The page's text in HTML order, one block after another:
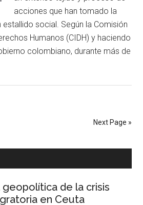
acciones que han tomado la
social. Según la Comisión
Humanos (CIDH) y haciendo
colombiano, durante más de
Next Page »
geopolítica de la crisis
en Ceuta